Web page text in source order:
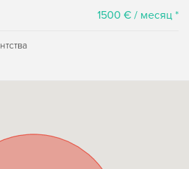
1500 € / месяц *